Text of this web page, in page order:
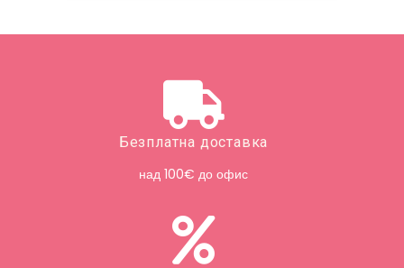
Безплатна доставка
над 100€ до офис